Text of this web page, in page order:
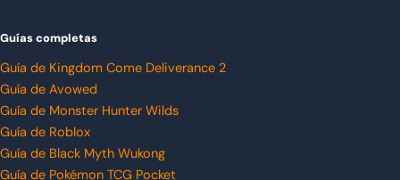
Guías completas
Guía de Kingdom Come Deliverance 2
Guía de Avowed
Guía de Monster Hunter Wilds
Guía de Roblox
Guía de Black Myth Wukong
Guía de Pokémon TCG Pocket